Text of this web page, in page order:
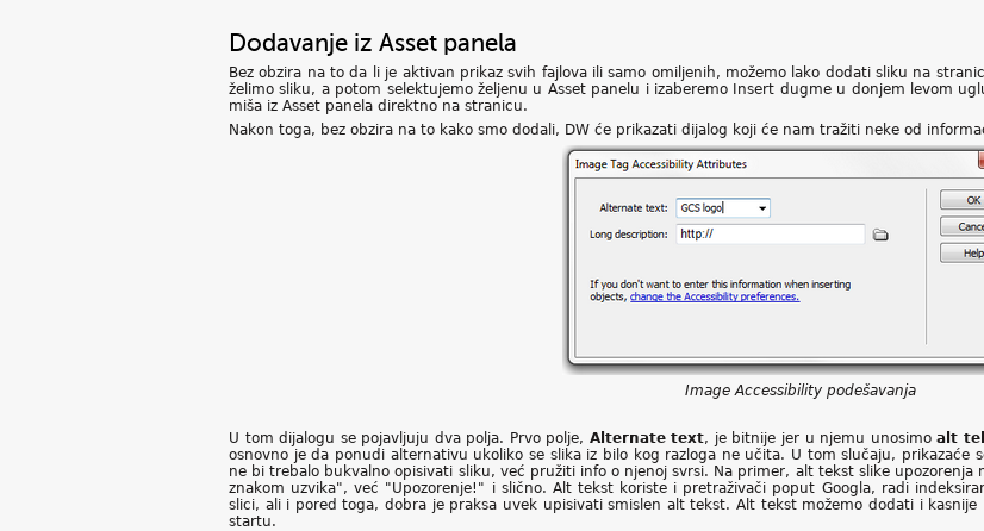
Dodavanje iz Asset panela
Bez obzira na to da li je aktivan prikaz svih fajlova ili samo omiljenih, možemo lako dodati sliku na
želimo sliku, a potom selektujemo željenu u Asset panelu i izaberemo Insert dugme u donjem levom
miša iz Asset panela direktno na stranicu.
Nakon toga, bez obzira na to kako smo dodali, DW će prikazati dijalog koji će nam tražiti neke od
Image Accessibility podešavanja
U tom dijalogu se pojavljuju dva polja. Prvo polje, Alternate text, je bitnije jer u njemu unosimoalt
osnovno je da ponudi alternativu ukoliko se slika iz bilo kog razloga ne učita. U tom slučaju,
ne bi trebalo bukvalno opisivati sliku, već pružiti info o njenoj svrsi. Na primer, alt tekst slike
znakom uzvika", već "Upozorenje!" i slično. Alt tekst koriste i pretraživači poput Googla, radi
slici, ali i pored toga, dobra je praksa uvek upisivati smislen alt tekst. Alt tekst možemo dodati i
startu.